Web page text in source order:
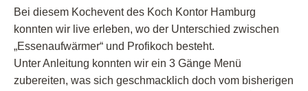
Bei diesem Kochevent des Koch Kontor Hamburg
konnten wir live erleben, wo der Unterschied zwischen
„Essenaufwärmer“ und Profikoch besteht.
Unter Anleitung konnten wir ein 3 Gänge Menü
zubereiten, was sich geschmacklich doch vom bisherigen